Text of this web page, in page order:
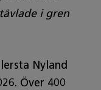
i gren
Nyland
Över 400